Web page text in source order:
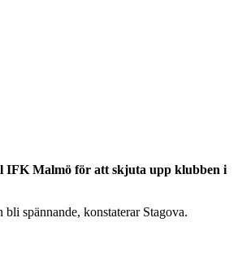
IFK Malmö för att skjuta upp klubben i
spännande, konstaterar Stagova.